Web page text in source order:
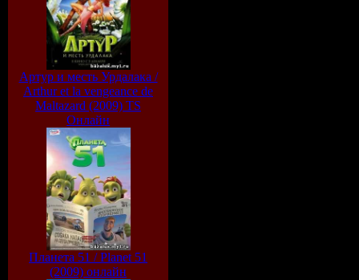
Артур и месть Урдалака /
Arthur et la vengeance de
Maltazard (2009) TS
Онлайн
Планета 51 / Planet 51
(2009) онлайн